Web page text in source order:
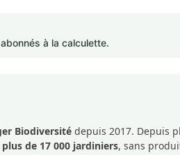
à la calculette.
Biodiversité depuis 2017. Depuis
plus de 17 000 jardiniers, sans